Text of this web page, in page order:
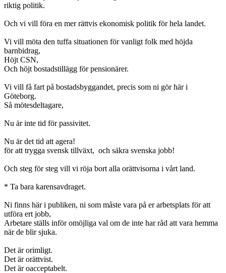
riktig politik.
Och vi vill föra en mer rättvis ekonomisk politik för hela landet.
Vi vill möta den tuffa situationen för vanligt folk med höjda
barnbidrag,
Höjt CSN,
Och höjt bostadstillägg för pensionärer.
Vi vill få fart på bostadsbyggandet, precis som ni gör här i
Göteborg.
Så mötesdeltagare,
Nu är inte tid för passivitet.
Nu är det tid att agera!
för att trygga svensk tillväxt, och säkra svenska jobb!
Och steg för steg vill vi röja bort alla orättvisorna i vårt land.
* Ta bara karensavdraget.
Ni finns här i publiken, ni som måste vara på er arbetsplats för att
utföra ert jobb,
Arbetare ställs inför omöjliga val om de inte har råd att vara hemma
när de blir sjuka.
Det är orimligt.
Det är orättvist.
Det är oacceptabelt.